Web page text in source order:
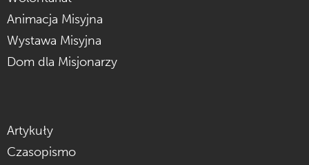
Animacja Misyjna
Wystawa Misyjna
Dom dla Misjonarzy
Artykuły
Czasopismo